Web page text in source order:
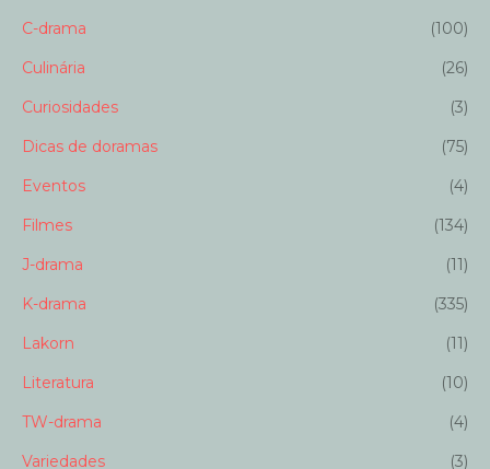
C-drama
(100)
Culinária
(26)
Curiosidades
(3)
Dicas de doramas
(75)
Eventos
(4)
Filmes
(134)
J-drama
(11)
K-drama
(335)
Lakorn
(11)
Literatura
(10)
TW-drama
(4)
Variedades
(3)